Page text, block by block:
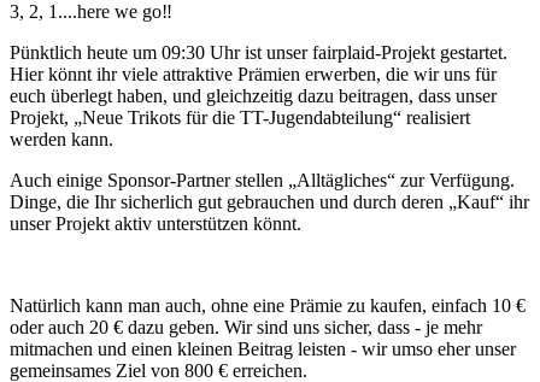
3, 2, 1....here we go‼
Pünktlich heute um 09:30 Uhr ist unser fairplaid-Projekt gestartet.
Hier könnt ihr viele attraktive Prämien erwerben, die wir uns für
euch überlegt haben, und gleichzeitig dazu beitragen, dass unser
Projekt, „Neue Trikots für die TT-Jugendabteilung“ realisiert
werden kann.
Auch einige Sponsor-Partner stellen „Alltägliches“ zur Verfügung.
Dinge, die Ihr sicherlich gut gebrauchen und durch deren „Kauf“ ihr
unser Projekt aktiv unterstützen könnt.
Natürlich kann man auch, ohne eine Prämie zu kaufen, einfach 10 €
oder auch 20 € dazu geben. Wir sind uns sicher, dass - je mehr
mitmachen und einen kleinen Beitrag leisten - wir umso eher unser
gemeinsames Ziel von 800 € erreichen.